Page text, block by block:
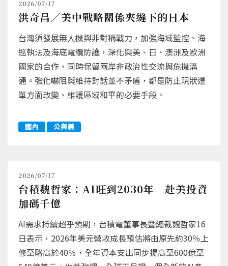
2026/07/17
洪奇昌／美中戰略關係夾縫下的日本
台灣須發展無人機與非對稱戰力，加強海域監控、海
巡執法及海底電纜防護，深化與美、日、澳洲及歐洲
國家的合作，同時保留兩岸非政治性交流與危機溝
通。強化嚇阻與維持對話並不矛盾，都是防止現狀遭
單方面改變、維護區域和平的必要手段。
國內 公與義
2026/07/17
台積魏哲家：AI旺到2030年 赴美投資
加碼千億
AI需求持續超乎預期，台積電董事長暨總裁魏哲家16
日表示，2026年美元營收成長預估將由原先約30％上
修至略高於40％，全年資本支出同步提高至600億至